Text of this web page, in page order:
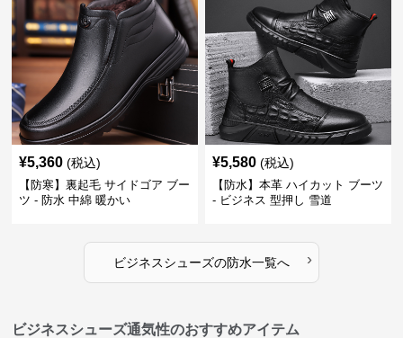
¥5,360 (税込)
【防寒】裏起毛 サイドゴア ブー
ツ - 防水 中綿 暖かい
¥5,580 (税込)
【防水】本革 ハイカット ブーツ
- ビジネス 型押し 雪道
ビジネスシューズの防水一覧へ ›
ビジネスシューズ通気性のおすすめアイテム